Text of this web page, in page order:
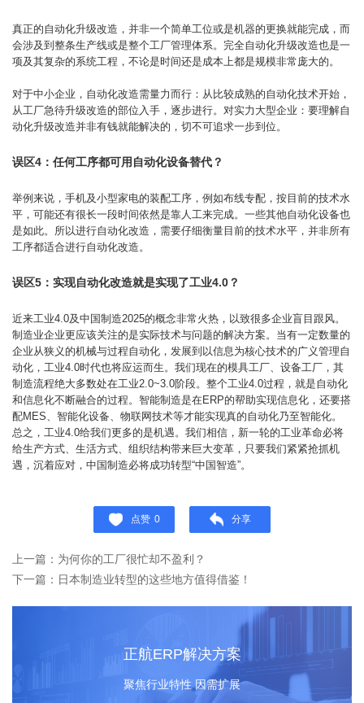
真正的自动化升级改造，并非一个简单工位或是机器的更换就能完成，而
会涉及到整条生产线或是整个工厂管理体系。完全自动化升级改造也是一
项及其复杂的系统工程，不论是时间还是成本上都是规模非常庞大的。
对于中小企业，自动化改造需量力而行：从比较成熟的自动化技术开始，
从工厂急待升级改造的部位入手，逐步进行。对实力大型企业：要理解自
动化升级改造并非有钱就能解决的，切不可追求一步到位。
误区4：任何工序都可用自动化设备替代？
举例来说，手机及小型家电的装配工序，例如布线专配，按目前的技术水
平，可能还有很长一段时间依然是靠人工来完成。一些其他自动化设备也
是如此。所以进行自动化改造，需要仔细衡量目前的技术水平，并非所有
工序都适合进行自动化改造。
误区5：实现自动化改造就是实现了工业4.0？
近来工业4.0及中国制造2025的概念非常火热，以致很多企业盲目跟风。
制造业企业更应该关注的是实际技术与问题的解决方案。当有一定数量的
企业从狭义的机械与过程自动化，发展到以信息为核心技术的广义管理自
动化，工业4.0时代也将应运而生。我们现在的模具工厂、设备工厂，其
制造流程绝大多数处在工业2.0~3.0阶段。整个工业4.0过程，就是自动化
和信息化不断融合的过程。智能制造是在ERP的帮助实现信息化，还要搭
配MES、智能化设备、物联网技术等才能实现真的自动化乃至智能化。
总之，工业4.0给我们更多的是机遇。我们相信，新一轮的工业革命必将
给生产方式、生活方式、组织结构带来巨大变革，只要我们紧紧抢抓机
遇，沉着应对，中国制造必将成功转型“中国智造”。
点赞 0 分享
上一篇：为何你的工厂很忙却不盈利？
下一篇：日本制造业转型的这些地方值得借鉴！
正航ERP解决方案
聚焦行业特性 因需扩展